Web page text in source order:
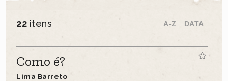
22 itens A-Z DATA
Como é?
Lima Barreto